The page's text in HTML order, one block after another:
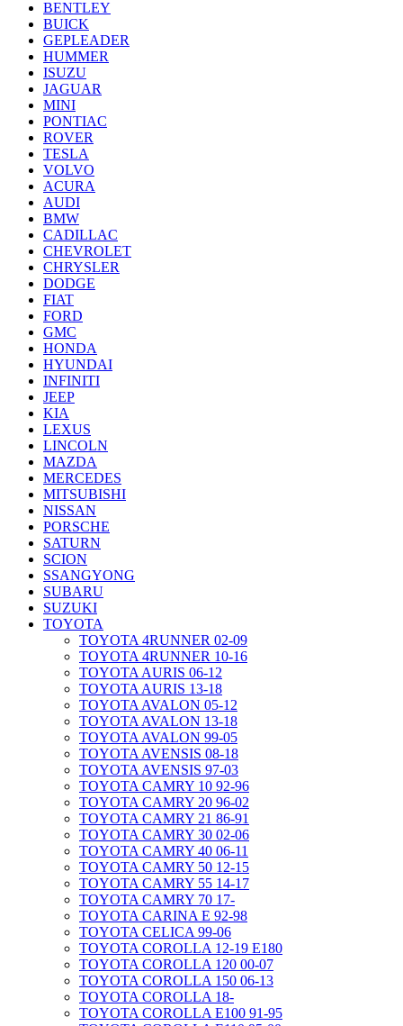
BENTLEY
BUICK
GEPLEADER
HUMMER
ISUZU
JAGUAR
MINI
PONTIAC
ROVER
TESLA
VOLVO
ACURA
AUDI
BMW
CADILLAC
CHEVROLET
CHRYSLER
DODGE
FIAT
FORD
GMC
HONDA
HYUNDAI
INFINITI
JEEP
KIA
LEXUS
LINCOLN
MAZDA
MERCEDES
MITSUBISHI
NISSAN
PORSCHE
SATURN
SCION
SSANGYONG
SUBARU
SUZUKI
TOYOTA
TOYOTA 4RUNNER 02-09
TOYOTA 4RUNNER 10-16
TOYOTA AURIS 06-12
TOYOTA AURIS 13-18
TOYOTA AVALON 05-12
TOYOTA AVALON 13-18
TOYOTA AVALON 99-05
TOYOTA AVENSIS 08-18
TOYOTA AVENSIS 97-03
TOYOTA CAMRY 10 92-96
TOYOTA CAMRY 20 96-02
TOYOTA CAMRY 21 86-91
TOYOTA CAMRY 30 02-06
TOYOTA CAMRY 40 06-11
TOYOTA CAMRY 50 12-15
TOYOTA CAMRY 55 14-17
TOYOTA CAMRY 70 17-
TOYOTA CARINA E 92-98
TOYOTA CELICA 99-06
TOYOTA COROLLA 12-19 E180
TOYOTA COROLLA 120 00-07
TOYOTA COROLLA 150 06-13
TOYOTA COROLLA 18-
TOYOTA COROLLA E100 91-95